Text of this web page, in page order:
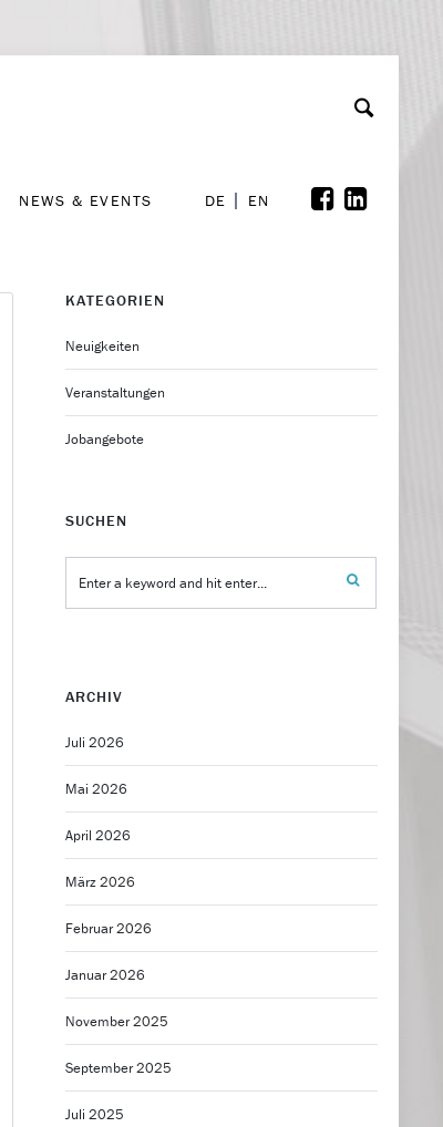
NEWS & EVENTS DE EN
KATEGORIEN
Neuigkeiten
Veranstaltungen
Jobangebote
SUCHEN
ARCHIV
Juli 2026
Mai 2026
April 2026
März 2026
Februar 2026
Januar 2026
November 2025
September 2025
Juli 2025